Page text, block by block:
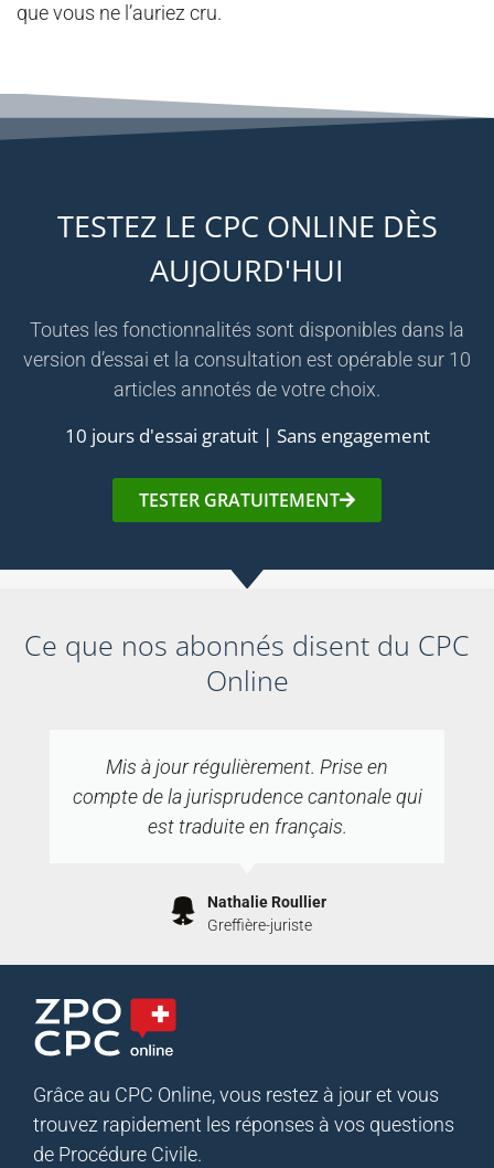
que vous ne l’auriez cru.
TESTEZ LE CPC ONLINE DÈS
AUJOURD'HUI
Toutes les fonctionnalités sont disponibles dans la
version d’essai et la consultation est opérable sur 10
articles annotés de votre choix.
10 jours d'essai gratuit | Sans engagement
TESTER GRATUITEMENT
Ce que nos abonnés disent du CPC
Online
Mis à jour régulièrement. Prise en
compte de la jurisprudence cantonale qui
est traduite en français.
Nathalie Roullier
Greffière-juriste
Grâce au CPC Online, vous restez à jour et vous
trouvez rapidement les réponses à vos questions
de Procédure Civile.